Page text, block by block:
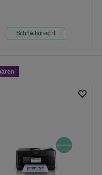
Schnellansicht